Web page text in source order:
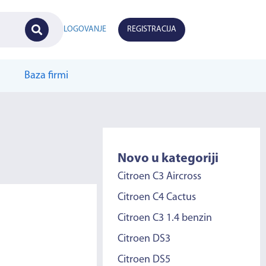
LOGOVANJE REGISTRACIJA
Baza firmi
Novo u kategoriji
Citroen C3 Aircross
Citroen C4 Cactus
Citroen C3 1.4 benzin
Citroen DS3
Citroen DS5